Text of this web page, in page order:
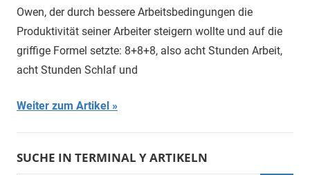
Owen, der durch bessere Arbeitsbedingungen die
Produktivität seiner Arbeiter steigern wollte und auf die
griffige Formel setzte: 8+8+8, also acht Stunden Arbeit,
acht Stunden Schlaf und
Weiter zum Artikel
SUCHE IN TERMINAL Y ARTIKELN